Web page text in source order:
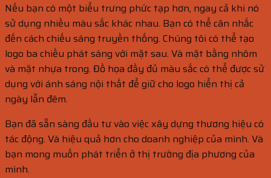
Nếu bạn có một biểu trưng phức tạp hơn, ngay cả khi nó
sử dụng nhiều màu sắc khác nhau. Bạn có thể cân nhắc
đến cách chiếu sáng truyền thống. Chúng tôi có thể tạo
logo ba chiều phát sáng với mặt sau. Và mặt bằng nhôm
và mặt nhựa trong. Đồ họa đầy đủ màu sắc có thể được sử
dụng với ánh sáng nội thất để giữ cho logo hiển thị cả
ngày lẫn đêm.
Bạn đã sẵn sàng đầu tư vào việc xây dựng thương hiệu có
tác động. Và hiệu quả hơn cho doanh nghiệp của mình. Và
bạn mong muốn phát triển ở thị trường địa phương của
mình.